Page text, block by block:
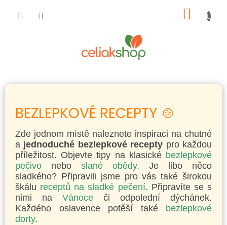
KOŠÍK
BEZLEPKOVÉ RECEPTY 🍲
Zde jednom místě naleznete inspiraci na chutné
a jednoduché bezlepkové recepty pro každou
příležitost. Objevte tipy na klasickébezlepkové
pečivo nebo slané obědy. Je libo něco
sladkého? Připravili jsme pro vás také širokou
škálu receptů na sladké pečení. Připravíte se s
nimi na Vánoce či odpolední dýchánek.
Každého oslavence potěší také bezlepkové
dorty.